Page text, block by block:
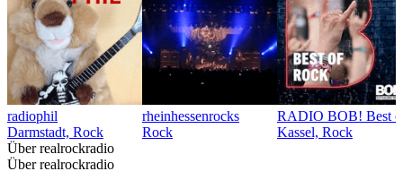
radiophil
Darmstadt, Rock
rheinhessenrocks
Rock
RADIO BOB! Best
Kassel, Rock
Über realrockradio
Über realrockradio